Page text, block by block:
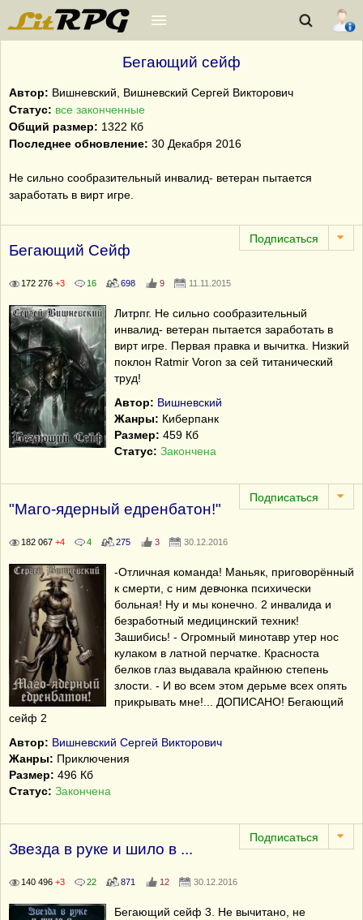
Бегающий сейф
Автор: Вишневский, Вишневский Сергей Викторович
Статус: все законченные
Общий размер: 1322 Кб
Последнее обновление: 30 Декабря 2016
Не сильно сообразительный инвалид- ветеран пытается
заработать в вирт игре.
Бегающий Сейф
172 276 +3 16 698 9 11.11.2015
Литрпг. Не сильно сообразительный
инвалид- ветеран пытается заработать в
вирт игре. Первая правка и вычитка. Низкий
поклон Ratmir Voron за сей титанический
труд!
Автор: Вишневский
Жанры: Киберпанк
Размер: 459 Кб
Статус: Закончена
"Маго-ядерный едренбатон!"
182 067 +4 4 275 3 30.12.2016
-Отличная команда! Маньяк, приговорённый
к смерти, с ним девчонка психически
больная! Ну и мы конечно. 2 инвалида и
безработный медицинский техник!
Зашибись! - Огромный минотавр утер нос
кулаком в латной перчатке. Красноста
белков глаз выдавала крайнюю степень
злости. - И во всем этом дерьме всех опять
прикрывать мне!... ДОПИСАНО! Бегающий
сейф 2
Автор: Вишневский Сергей Викторович
Жанры: Приключения
Размер: 496 Кб
Статус: Закончена
Звезда в руке и шило в ...
140 496 +3 22 871 12 30.12.2016
Бегающий сейф 3. Не вычитано, не